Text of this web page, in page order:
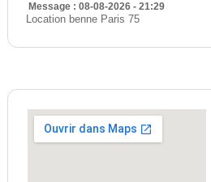
Message : 08-08-2026 - 21:29
Location benne Paris 75